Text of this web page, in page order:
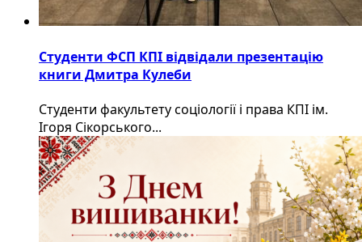
Студенти ФСП КПІ відвідали презентацію
книги Дмитра Кулеби
Студенти факультету соціології і права КПІ ім.
Ігоря Сікорського...